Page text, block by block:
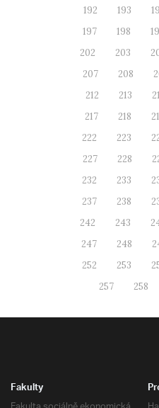
192
193
197
198
202
203
207
208
212
213
217
218
222
223
227
228
232
233
237
238
242
243
247
248
252
253
257
258
Fakulty